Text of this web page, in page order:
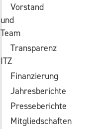
Vorstand
und
Team
Transparenz
ITZ
Finanzierung
Jahresberichte
Presseberichte
Mitgliedschaften